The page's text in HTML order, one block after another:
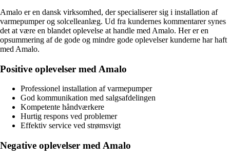
Amalo er en dansk virksomhed, der specialiserer sig i installation af
varmepumper og solcelleanlæg. Ud fra kundernes kommentarer synes
det at være en blandet oplevelse at handle med Amalo. Her er en
opsummering af de gode og mindre gode oplevelser kunderne har haft
med Amalo.
Positive oplevelser med Amalo
Professionel installation af varmepumper
God kommunikation med salgsafdelingen
Kompetente håndværkere
Hurtig respons ved problemer
Effektiv service ved strømsvigt
Negative oplevelser med Amalo